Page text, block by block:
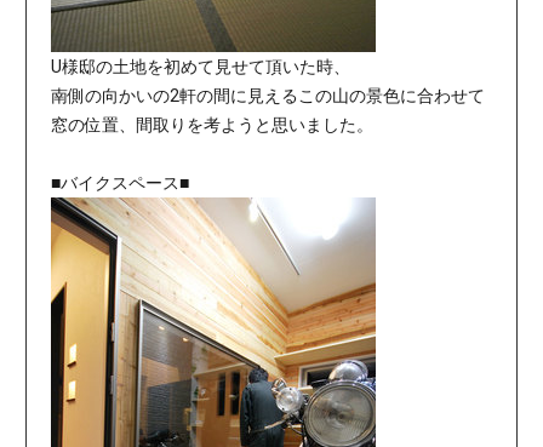
U様邸の土地を初めて見せて頂いた時、
南側の向かいの2軒の間に見えるこの山の景色に合わせて
窓の位置、間取りを考ようと思いました。
■バイクスペース■